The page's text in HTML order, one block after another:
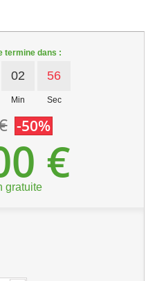
termine dans :
02
Min
56
Sec
-50%
€
gratuite